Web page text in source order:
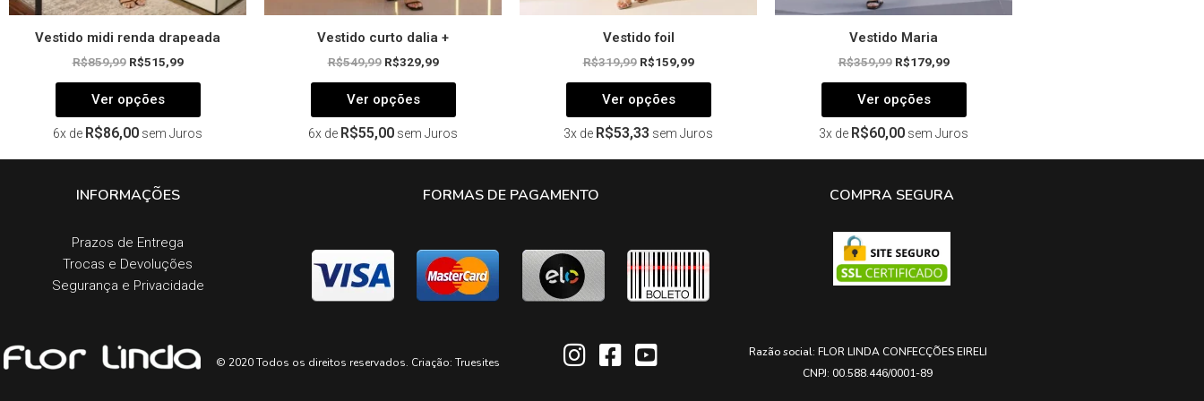
Vestido midi renda drapeada
R$859,99 R$515,99
Ver opções
6x de R$86,00 sem Juros
Vestido curto dalia +
R$549,99 R$329,99
Ver opções
6x de R$55,00 sem Juros
Vestido foil
R$319,99 R$159,99
Ver opções
3x de R$53,33 sem Juros
Vestido Maria
R$359,99 R$179,99
Ver opções
3x de R$60,00 sem Juros
INFORMAÇÕES
Prazos de Entrega​
Trocas e Devoluções​
Segurança e Privacidade
FORMAS DE PAGAMENTO COMPRA SEGURA
© 2020 Todos os direitos reservados. Criação: Truesites
Razão social: FLOR LINDA CONFECÇÕES EIRELI
CNPJ: 00.588.446/0001-89